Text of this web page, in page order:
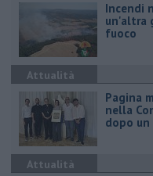
Incendi
un'altra
fuoco
Attualità
Pagina
nella
dopo un
Attualità